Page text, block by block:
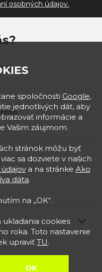
osobných údajov.
spoločnosti Google,
jednotlivých dát, aby
informácie a
Vašim záujmom.
stránok môžu byť
sa dozviete v našich
a na stránke Ako
dáta.
na „OK“.
ukladania cookies
roka. Toto nastavenie
upraviť TU.
OK